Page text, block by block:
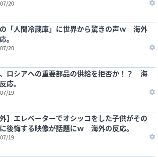
20
「人間冷蔵庫」に世界から驚きの声ｗ 海外
。
20
ロシアへの重要部品の供給を拒否か！？ 海
応。
19
外】エレベーターでオシッコをした子供がその
後悔する映像が話題にｗ 海外の反応。
19